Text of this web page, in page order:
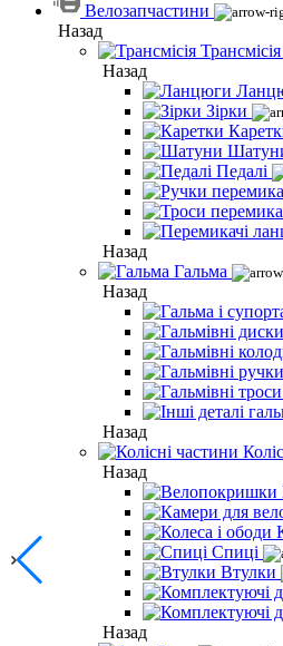
Велозапчастини
Назад
Трансмісія
Назад
Зірки
Педалі
Назад
Гальма
Назад
Назад
Назад
Спиці
Втулки
Назад